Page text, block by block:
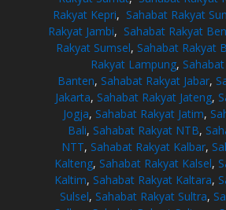
Rakyat Kepri, Sahabat Rakyat
Rakyat Jambi, Sahabat Rakyat
Rakyat Sumsel, Sahabat Rakyat
Rakyat Lampung,
Banten, Sahabat Rakyat Jabar,
Jakarta, Sahabat Rakyat Jateng,
Jogja, Sahabat Rakyat Jatim,
Bali, Sahabat Rakyat NTB,
NTT, Sahabat Rakyat Kalbar,
Kalteng, Sahabat Rakyat Kalsel,
Kaltim, Sahabat Rakyat Kaltara,
Sulsel, Sahabat Rakyat Sultra,